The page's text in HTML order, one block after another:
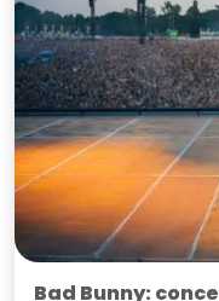
Bad Bunny: